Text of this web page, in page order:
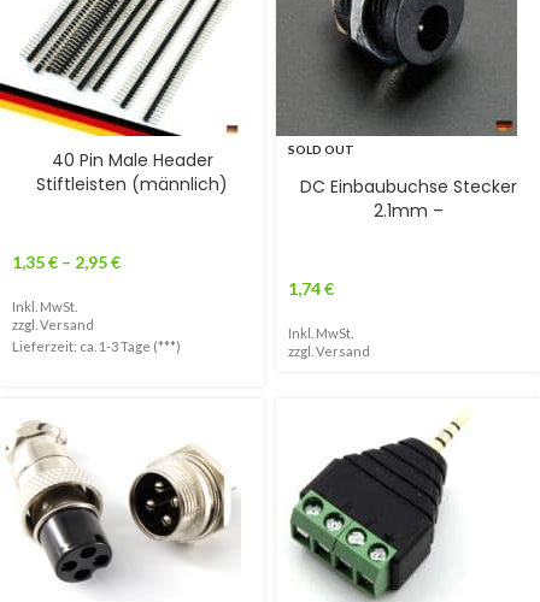
40 Pin Male Header
Stiftleisten (männlich)
1,35€ – 2,95€
Inkl. MwSt.
zzgl. Versand
Lieferzeit: ca. 1-3 Tage (***)
SOLD OUT
DC Einbaubuchse Stecker
2.1mm –
1,74€
Inkl. MwSt.
zzgl. Versand